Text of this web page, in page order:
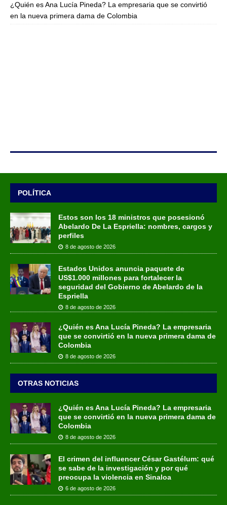
¿Quién es Ana Lucía Pineda? La empresaria que se convirtió
en la nueva primera dama de Colombia
POLÍTICA
Estos son los 18 ministros que posesionó
Abelardo De La Espriella: nombres, cargos y
perfiles
8 de agosto de 2026
Estados Unidos anuncia paquete de
US$1.000 millones para fortalecer la
seguridad del Gobierno de Abelardo de la
Espriella
8 de agosto de 2026
¿Quién es Ana Lucía Pineda? La empresaria
que se convirtió en la nueva primera dama de
Colombia
8 de agosto de 2026
OTRAS NOTICIAS
¿Quién es Ana Lucía Pineda? La empresaria
que se convirtió en la nueva primera dama de
Colombia
8 de agosto de 2026
El crimen del influencer César Gastélum: qué
se sabe de la investigación y por qué
preocupa la violencia en Sinaloa
6 de agosto de 2026